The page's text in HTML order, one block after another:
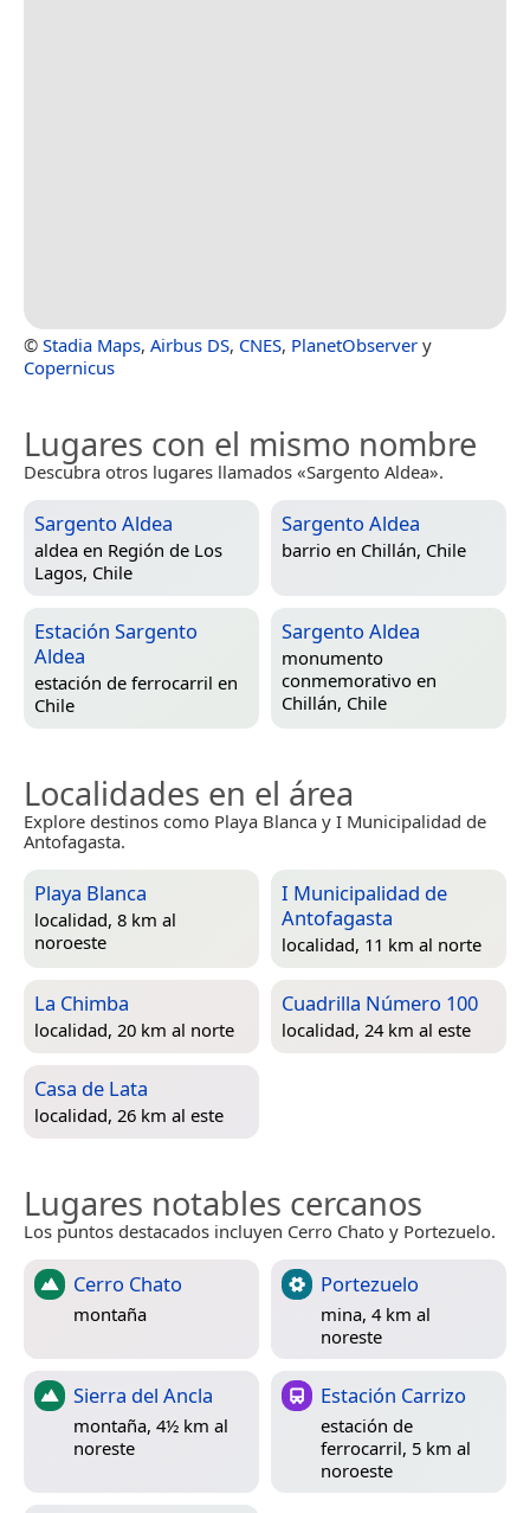
© Stadia Maps, Airbus DS, CNES, PlanetObserver y
Copernicus
Lugares con el mismo nombre
Descubra otros lugares llamados «Sargento Aldea».
Sargento Aldea
aldea en Región de Los
Lagos, Chile
Sargento Aldea
barrio en Chillán, Chile
Estación Sargento
Aldea
estación de ferrocarril en
Chile
Sargento Aldea
monumento
conmemorativo en
Chillán, Chile
Localidades en el área
Explore destinos como Playa Blanca y I Municipalidad de
Antofagasta.
Playa Blanca
localidad, 8 km al
noroeste
I Municipalidad de
Antofagasta
localidad, 11 km al norte
La Chimba
localidad, 20 km al norte
Cuadrilla Número 100
localidad, 24 km al este
Casa de Lata
localidad, 26 km al este
Lugares notables cercanos
Los puntos destacados incluyen Cerro Chato y Portezuelo.
Cerro Chato
montaña
Portezuelo
mina, 4 km al
noreste
Sierra del Ancla
montaña, 4½ km al
noreste
Estación Carrizo
estación de
ferrocarril, 5 km al
noroeste